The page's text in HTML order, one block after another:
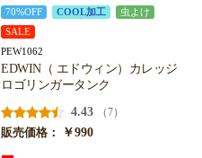
70%OFF COOL加工
虫よけ
SALE
PEW1062
EDWIN（ エドウィン）カレッジ
ロゴリンガータンク
4.43
（7）
販売価格：
￥990